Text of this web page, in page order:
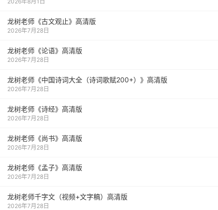
龙树老师《古文观止》高清版
2026年7月28日
龙树老师《论语》高清版
2026年7月28日
龙树老师《中国诗词大全（诗词歌赋200+）》高清版
2026年7月28日
龙树老师《诗经》高清版
2026年7月28日
龙树老师《尚书》高清版
2026年7月28日
龙树老师《孟子》高清版
2026年7月28日
龙树老师千字文（视频+文字稿）高清版
2026年7月28日